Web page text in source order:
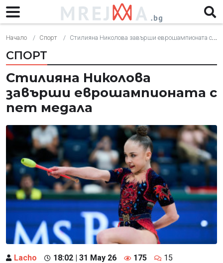
Начало Спорт Стилияна Николова завърши еврошампионата с пет медала
СПОРТ
Стилияна Николова
завърши еврошампионата с
пет медала
Lacho 18:02 | 31 May 26 175 15